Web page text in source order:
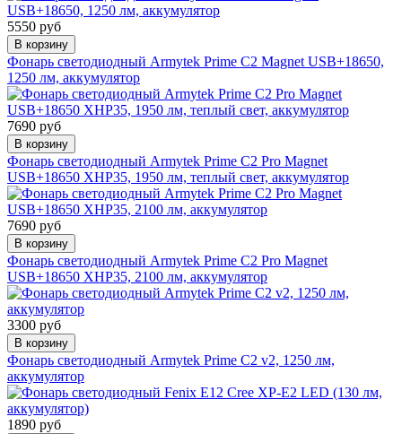
5550 руб
В корзину
Фонарь светодиодный Armytek Prime C2 Magnet USB+18650,
1250 лм, аккумулятор
7690 руб
В корзину
Фонарь светодиодный Armytek Prime C2 Pro Magnet
USB+18650 XHP35, 1950 лм, теплый свет, аккумулятор
7690 руб
В корзину
Фонарь светодиодный Armytek Prime C2 Pro Magnet
USB+18650 XHP35, 2100 лм, аккумулятор
3300 руб
В корзину
Фонарь светодиодный Armytek Prime C2 v2, 1250 лм,
аккумулятор
1890 руб